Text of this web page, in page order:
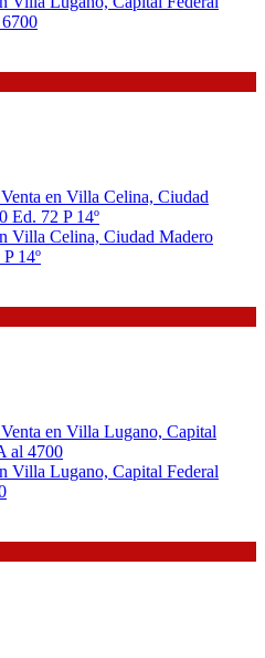
Villa Celina, Ciudad Madero
14º
Villa Lugano, Capital Federal